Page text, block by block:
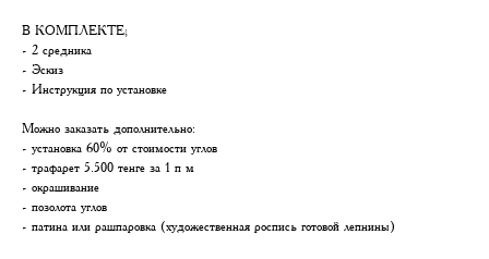
В КОМПЛЕКТЕ;
- 2 средника
- Эскиз
- Инструкция по установке
Можно заказать дополнительно:
- установка 60% от стоимости углов
- трафарет 5.500 тенге за 1 п м
- окрашивание
- позолота углов
- патина или рашпаровка (художественная роспись готовой лепнины)